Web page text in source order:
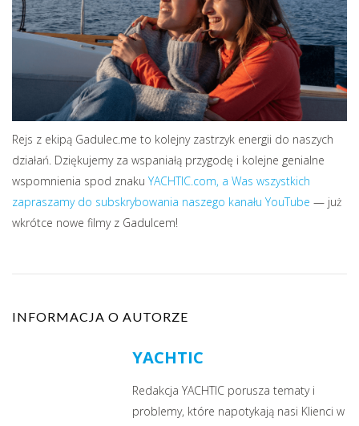
Rejs z ekipą Gadulec.me to kolejny zastrzyk energii do naszych
działań. Dziękujemy za wspaniałą przygodę i kolejne genialne
wspomnienia spod znaku YACHTIC.com, a Was wszystkich
zapraszamy do subskrybowania naszego kanału YouTube — już
wkrótce nowe filmy z Gadulcem!
INFORMACJA O AUTORZE
YACHTIC
Redakcja YACHTIC porusza tematy i
problemy, które napotykają nasi Klienci w